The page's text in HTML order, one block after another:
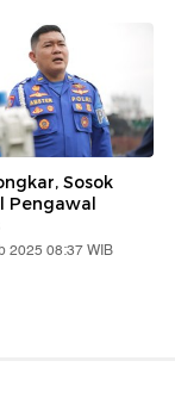
Sosok
Pengawal
2025 08:37 WIB